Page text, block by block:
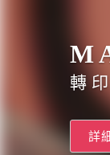
轉
詳